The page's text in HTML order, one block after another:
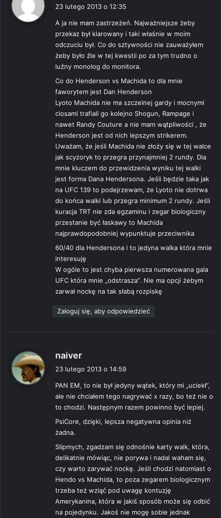
z
e
:
23 lutego 2013 o 12:35
A ja nie mam zastrzeżeń. Najważniejsze żeby
przekaz był klarowany i taki właśnie w moim
odczuciu był. Co do sztywności nie zauważyłem
żeby było źle w tej kwestii po za tym trudno o
luźny monolog do monitora.
Co do Henderson vs Machida to dla mnie
faworytem jest Dan Henderson
Lyoto Machida nie ma szczelnej gardy i mocnymi
ciosami trafiali go kolejno Shogun, Rampage i
nawet Randy Couture a nie mam wątpliwości , że
Henderson jest od nich lepszym strikerem.
Uważam, że jeśli Machida nie złoży się w tej walce
jak scyzoryk to przegra przynajmniej 2 rundy. Dla
mnie kluczem do przewidzenia wyniku tej walki
jest forma Dana Hendersona. Jeśli będzie taka jak
na UFC 139 to podejrzewam, że Lyoto nie dotrwa
do końca walki lub przegra minimum 2 rundy. Jeśli
kuracja TRT nie zda egzaminu i zegar biologiczny
przestanie być łaskawy to Machida
najprawdopodobniej wypunktuje przeciwnika
60/40 dla Hendersona i to jedyna walka która mnie
interesuję
W ogóle to jest chyba pierwsza numerowana gala
UFC która mnie „odstrasza”. Nie ma opcji żebym
zarwał nockę na tak słabą rozpiskę
Zaloguj się, aby odpowiedzieć
naiver
z
e
:
23 lutego 2013 o 14:59
PAN EM, to nie był jedyny wątek, który mi „uciekł”,
ale nie chciałem tego nagrywać x razy, bo też nie o
to chodzi. Następnym razem powinno być lepiej.
PsiCore, dzięki, lepsza negatywna opinia niż
żadna.
Slipmych, zgadzam się odnośnie karty walk, która,
delikatnie mówiąc, nie porywa i nadal waham się,
czy warto zarywać nockę. Jeśli chodzi natomiast o
Hendo vs Machida, to poza zegarem biologicznym
trzeba też wziąć pod uwagę kontuzję
Amerykanina, która w jakiś sposób może się odbić
na pojedynku. Jakoś nie mogę sobie jednak